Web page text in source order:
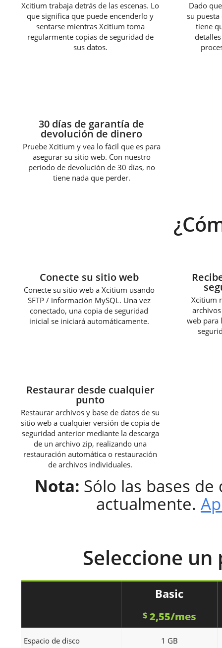
Xcitium trabaja detrás de las escenas. Lo
que significa que puede encenderlo y
sentarse mientras Xcitium toma
regularmente copias de seguridad de
sus datos.
Dado
su
tiene
30 días de garantía de
devolución de dinero
Pruebe Xcitium y vea lo fácil que es para
asegurar su sitio web. Con nuestro
período de devolución de 30 días, no
tiene nada que perder.
Conecte su sitio web
Conecte su sitio web a Xcitium usando
SFTP / información MySQL. Una vez
conectado, una copia de seguridad
inicial se iniciará automáticamente.
Xcitium
web para
Restaurar desde cualquier
punto
Restaurar archivos y base de datos de su
sitio web a cualquier versión de copia de
seguridad anterior mediante la descarga
de un archivo zip, realizando una
restauración automática o restauración
de archivos individuales.
Nota: Sólo las bases
actualmente.
Seleccione
Basic
$2,55/mes
Espacio de disco 1 GB